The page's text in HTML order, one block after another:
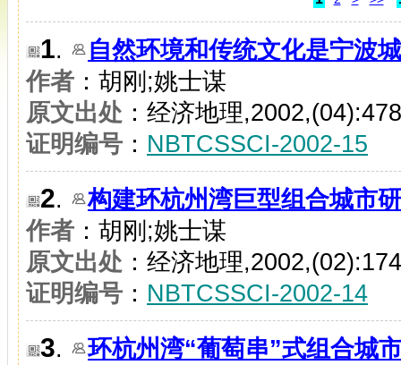
1.
自然环境和传统文化是宁波
作者 ：胡刚;姚士谋
原文出处 ：经济地理
证明编号 ： NBTCSSCI-2002-15
2.
构建环杭州湾巨型组合城市
作者 ：胡刚;姚士谋
原文出处 ：经济地理
证明编号 ： NBTCSSCI-2002-14
3.
环杭州湾“葡萄串”式组合城